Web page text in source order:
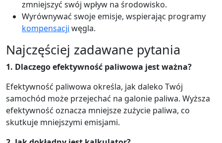
zmniejszyć swój wpływ na środowisko.
Wyrównywać swoje emisje, wspierając programy
kompensacji węgla.
Najczęściej zadawane pytania
1. Dlaczego efektywność paliwowa jest ważna?
Efektywność paliwowa określa, jak daleko Twój
samochód może przejechać na galonie paliwa. Wyższa
efektywność oznacza mniejsze zużycie paliwa, co
skutkuje mniejszymi emisjami.